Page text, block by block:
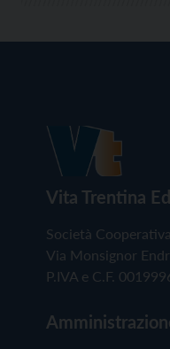
Vita Trentina
Società Cooperativa
Via Monsignor
P.IVA e C.F.